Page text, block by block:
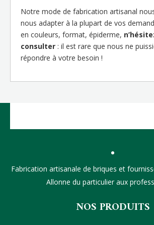
Notre mode de fabrication artisanal
nous adapter à la plupart de vos
en couleurs, format, épiderme,
consulter : il est rare que nous ne
répondre à votre besoin !
Fabrication artisanale de briques et
Allonne du particulier aux
NOS PRODUITS